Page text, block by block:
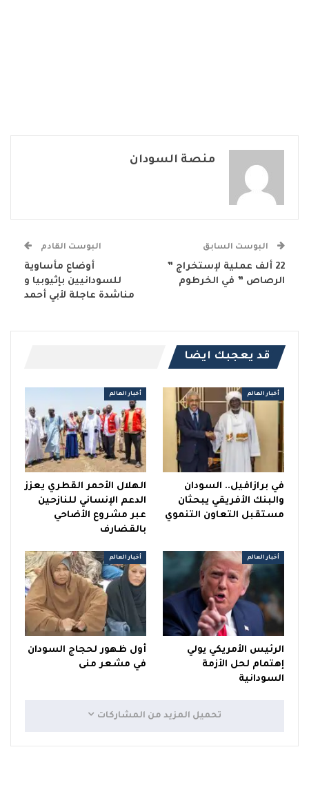
منصة السودان
البوست السابق
22 ألف عملية لإستخراج ”
الرصاص ” في الخرطوم
البوست القادم
أوضاع مأساوية
للسودانيين بإثيوبيا و
مناشدة عاجلة لأبي أحمد
قد يعجبك ايضا
أخبار العالم
في برازافيل.. السودان
والبنك الأفريقي يبحثان
مستقبل التعاون التنموي
أخبار العالم
الهلال الأحمر القطري يعزز
الدعم الإنساني للنازحين
عبر مشروع الأضاحي
بالقضارف
أخبار العالم
الرئيس الأمريكي يولي
إهتمام لحل الأزمة
السودانية
أخبار العالم
أول ظهور لحجاج السودان
في مشعر منى
تحميل المزيد من المشاركات